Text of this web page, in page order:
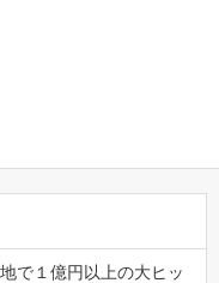
で１億円以上の大ヒッ